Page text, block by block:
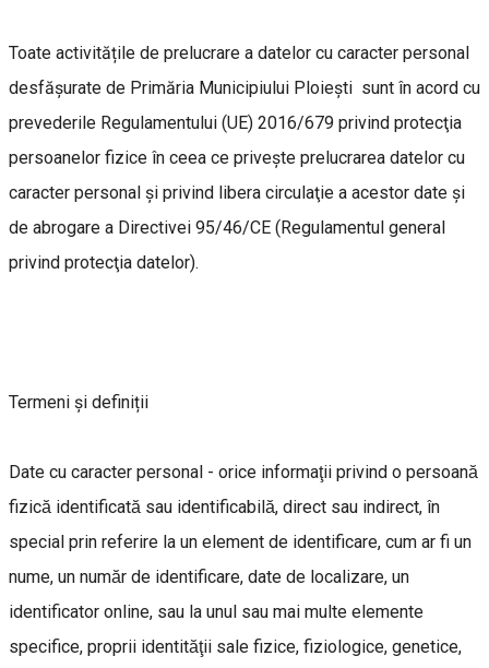
Toate activitățile de prelucrare a datelor cu caracter personal
desfășurate de Primăria Municipiului Ploiești sunt în acord cu
prevederile Regulamentului (UE) 2016/679 privind protecţia
persoanelor fizice în ceea ce priveşte prelucrarea datelor cu
caracter personal şi privind libera circulaţie a acestor date şi
de abrogare a Directivei 95/46/CE (Regulamentul general
privind protecţia datelor).
Termeni și definiții
Date cu caracter personal - orice informaţii privind o persoană
fizică identificată sau identificabilă, direct sau indirect, în
special prin referire la un element de identificare, cum ar fi un
nume, un număr de identificare, date de localizare, un
identificator online, sau la unul sau mai multe elemente
specifice, proprii identităţii sale fizice, fiziologice, genetice,